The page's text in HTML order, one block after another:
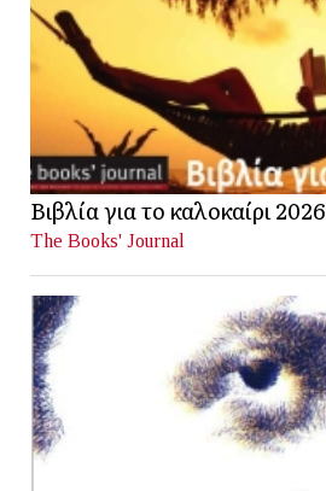
Βιβλία για το καλοκαίρι 2026
The Books' Journal